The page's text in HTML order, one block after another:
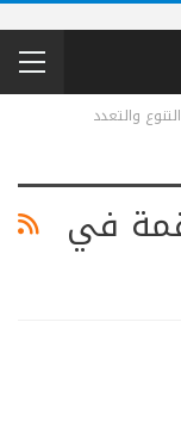
والتعدد
قمة في